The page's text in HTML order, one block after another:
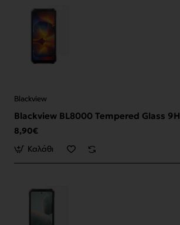
Blackview
Blackview BL8000 Tempered Glass 9H
8,90€
Καλάθι